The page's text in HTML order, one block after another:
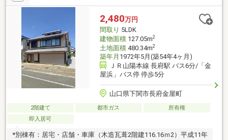
2,480万円
間取り 5LDK
建物面積127.05m2
土地面積480.34m2
築年月 1972年5月(築54年4ヶ月)
ＪＲ山陽本線 長府駅 バス6分/「金
屋浜」バス停 停歩5分
山口県下関市長府金屋町
2階建て 都市ガス
所有権
即入居可
*別棟有：居宅・店舗・車庫（木造瓦葺2階建116.16ｍ2）平成11年